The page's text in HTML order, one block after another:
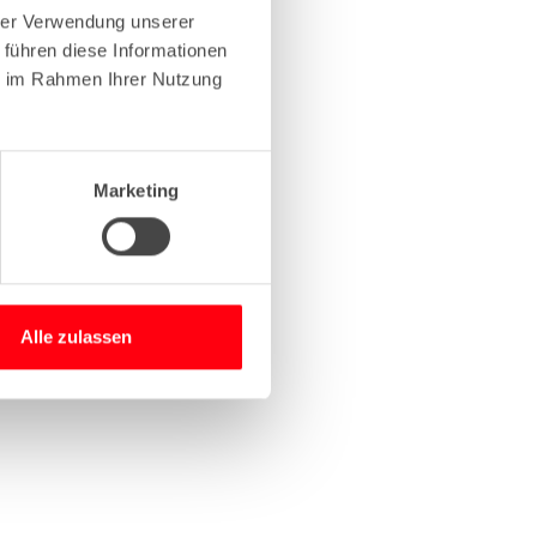
Verwendung unserer
diese Informationen
Rahmen Ihrer Nutzung
Marketing
Alle zulassen
information).